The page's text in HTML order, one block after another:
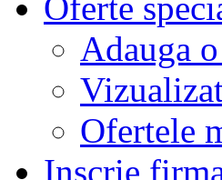
Adauga
Ofertele
Inscrie